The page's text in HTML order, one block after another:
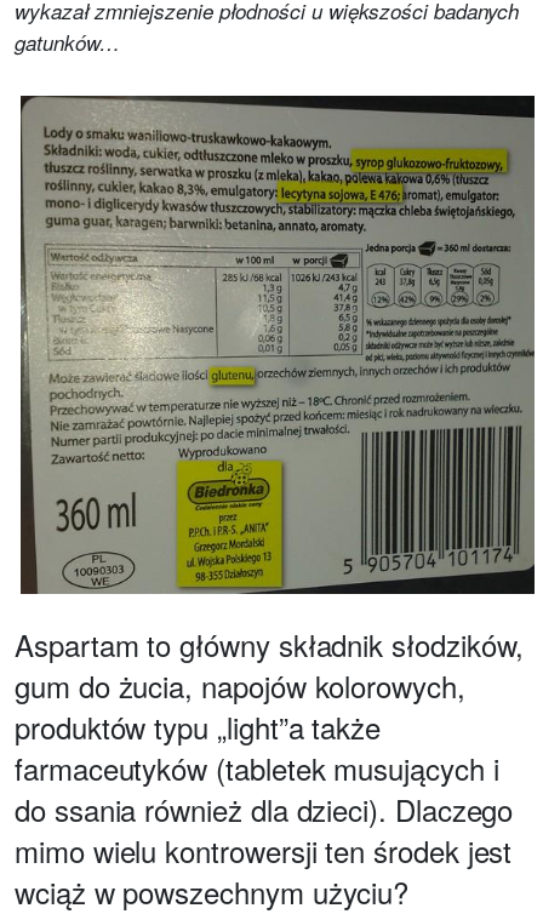
wykazał zmniejszenie płodności u większości badanych
gatunków…
Aspartam to główny składnik słodzików,
gum do żucia, napojów kolorowych,
produktów typu „light”a także
farmaceutyków (tabletek musujących i
do ssania również dla dzieci). Dlaczego
mimo wielu kontrowersji ten środek jest
wciąż w powszechnym użyciu?